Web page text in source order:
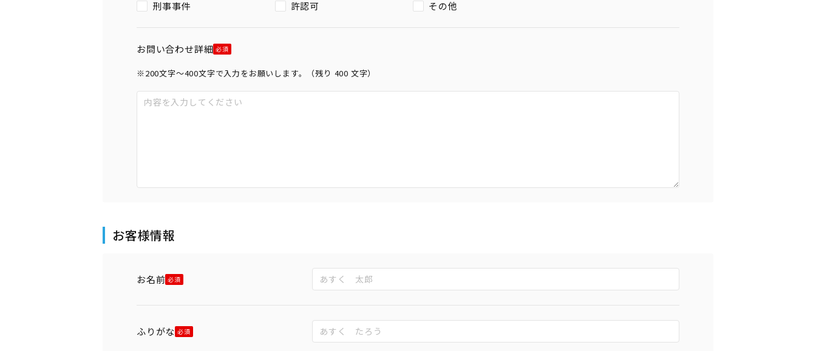
刑事事件
許認可 その他
お問い合わせ詳細
※200文字〜400文字で入力をお願いします。（残り 400 文字）
お客様情報
お名前
ふりがな